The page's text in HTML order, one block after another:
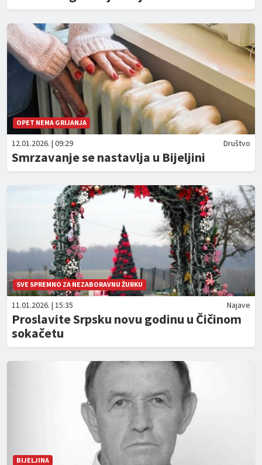
OPET NEMA GRIJANJA
12.01.2026. | 09:29 Društvo
Smrzavanje se nastavlja u Bijeljini
SVE SPREMNO ZA NEZABORAVNU ŽURKU
11.01.2026. | 15:35 Najave
Proslavite Srpsku novu godinu u Čičinom
sokačetu
BIJELJINA